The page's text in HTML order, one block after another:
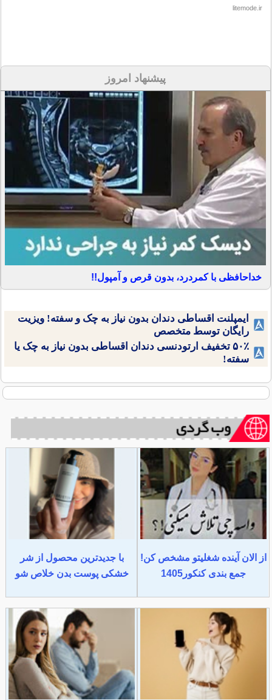
litemode.ir
پیشنهاد امروز
خداحافظی با کمردرد، بدون قرص و آمپول!!
ایمپلنت اقساطی دندان بدون نیاز به چک و سفته! ویزیت
رایگان توسط متخصص
۵۰٪ تخفیف ارتودنسی دندان اقساطی بدون نیاز به چک یا
سفته!
از الان آینده شغلیتو مشخص کن!
جمع بندی کنکور1405
با جدیدترین محصول از شر
خشکی پوست بدن خلاص شو